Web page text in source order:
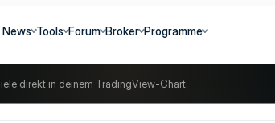
News Tools Forum Broker Programme
direkt in deinem TradingView-Chart.